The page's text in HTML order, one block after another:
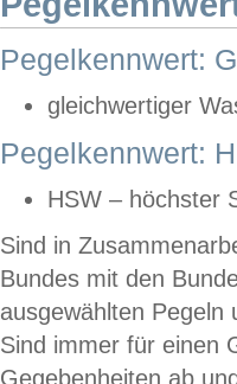
Pegelkennwert:
gleichwertiger
Pegelkennwert:
HSW – höchster
Sind in
Bundes mit den
ausgewählten
Sind immer für einen
Gegebenheiten ab